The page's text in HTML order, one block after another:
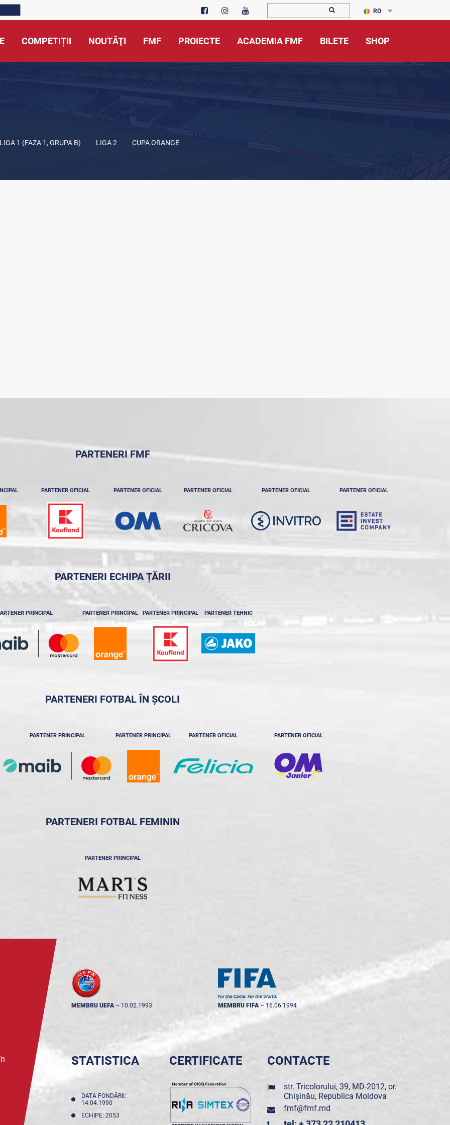
RO
COMPETIȚII NOUTĂŢI FMF PROIECTE ACADEMIA FMF BILETE SHOP
LIGA 1 (FAZA 1, GRUPA B) LIGA 2 CUPA ORANGE
PARTENERI FMF
PARTENER OFICIAL PARTENER OFICIAL PARTENER OFICIAL PARTENER OFICIAL PARTENER OFICIAL
PARTENERI ECHIPA ȚĂRII
PRINCIPAL PARTENER PRINCIPAL PARTENER PRINCIPAL PARTENER TEHNIC
PARTENERI FOTBAL ÎN ȘCOLI
PARTENER PRINCIPAL PARTENER PRINCIPAL PARTENER OFICIAL PARTENER OFICIAL
PARTENERI FOTBAL FEMININ
PARTENER PRINCIPAL
MEMBRU UEFA -- 10.02.1993 MEMBRU FIFA -- 16.06.1994
STATISTICA
DATA FONDĂRII:
14.04.1990
ECHIPE: 2053
CERTIFICATE CONTACTE
str. Tricolorului, 39, MD-2012, or.
Chișinău, Republica Moldova
fmf@fmf.md